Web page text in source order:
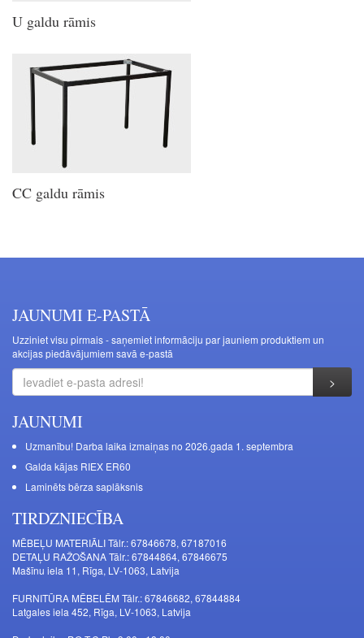
U galdu rāmis
CC galdu rāmis
JAUNUMI E-PASTĀ
Uzziniet visu pirmais - saņemiet informāciju par jauniem produktiem un
akcijas piedāvājumiem savā e-pastā
JAUNUMI
Uzmanību! Darba laika izmaiņas no 2026.gada 1. septembra
Galda kājas RIEX ER60
Laminēts bērza saplāksnis
TIRDZNIECĪBA
MĒBEĻU MATERIĀLI Tālr.: 67846678, 67187016
DETAĻU RAŽOŠANA Tālr.: 67844864, 67846675
Mašīnu iela 11, Rīga, LV-1063, Latvija
FURNITŪRA MĒBELĒM Tālr.: 67846682, 67844884
Latgales iela 452, Rīga, LV-1063, Latvija